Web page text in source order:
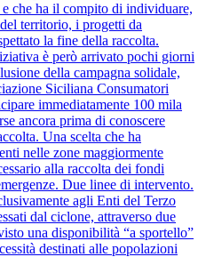
che ha il compito di individuare,
territorio, i progetti da
la fine della raccolta.
è però arrivato pochi giorni
della campagna solidale,
Siciliana Consumatori
immediatamente 100 mila
ancora prima di conoscere
Una scelta che ha
nelle zone maggiormente
alla raccolta dei fondi
Due linee di intervento.
agli Enti del Terzo
dal ciclone, attraverso due
una disponibilità “a sportello”
destinati alle popolazioni